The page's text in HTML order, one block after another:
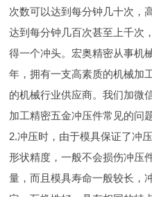
次数可以达到每分钟几十次，
达到每分钟几百次甚至上千次
得一个冲头。宏奥精密从事机
年，拥有一支高素质的机械加
的机械行业供应商。我们加微
加工精密五金冲压件常见的问
2.冲压时，由于模具保证了冲
形状精度，一般不会损伤冲压
量，而且模具寿命一般较长，